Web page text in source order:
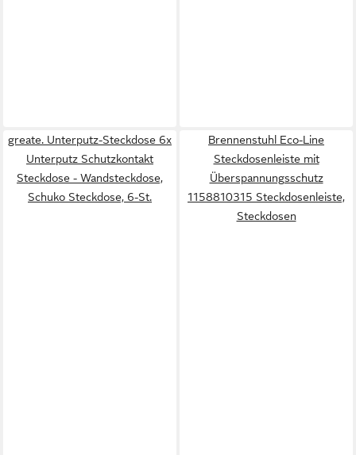
greate. Unterputz-Steckdose 6x
Unterputz Schutzkontakt
Steckdose - Wandsteckdose,
Schuko Steckdose, 6-St.
Brennenstuhl Eco-Line
Steckdosenleiste mit
Überspannungsschutz
1158810315 Steckdosenleiste,
Steckdosen